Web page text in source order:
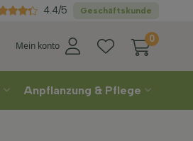
Direkt aus der Gärtnerei
Geschäftskunde
4.4/5
Mein konto
0
Anpflanzung & Pflege